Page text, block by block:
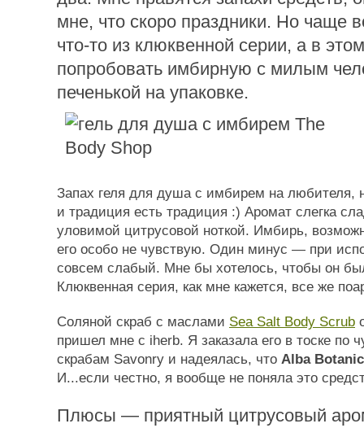
мне, что скоро праздники. Но чаще
что-то из клюквенной серии, а в
попробовать имбирную с милым
печенькой на упаковке.
Запах геля для душа с имбирем на любителя,
и традиция есть традиция :) Аромат слегка
уловимой цитрусовой ноткой. Имбирь,
его особо не чувствую. Один минус — при
совсем слабый. Мне бы хотелось, чтобы он
Клюквенная серия, как мне кажется, все же
Соляной скраб с маслами Sea Salt Body Scrub
пришел мне с iherb. Я заказала его в тоске по
скрабам Savonry и надеялась, что Alba
И...если честно, я вообще не поняла это
Плюсы — приятный цитрусовый